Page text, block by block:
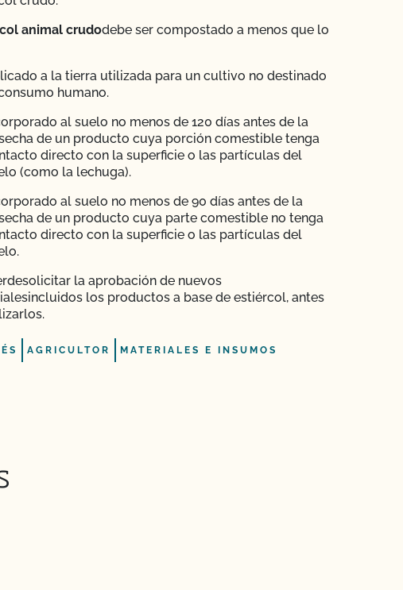
animal crudodebe ser compostado a menos que lo
a la tierra utilizada para un cultivo no destinado
humano.
al suelo no menos de 120 días antes de la
de un producto cuya porción comestible tenga
directo con la superficie o las partículas del
(como la lechuga).
al suelo no menos de 90 días antes de la
de un producto cuya parte comestible no tenga
directo con la superficie o las partículas del
solicitar la aprobación de nuevos
incluidos los productos a base de estiércol, antes
AGRICULTOR MATERIALES E INSUMOS